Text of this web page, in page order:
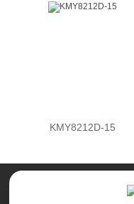
KMY8212D-15